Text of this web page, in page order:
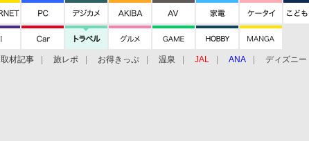
取材記事 旅レポ お得きっぷ 温泉 JAL ANA ディズニー